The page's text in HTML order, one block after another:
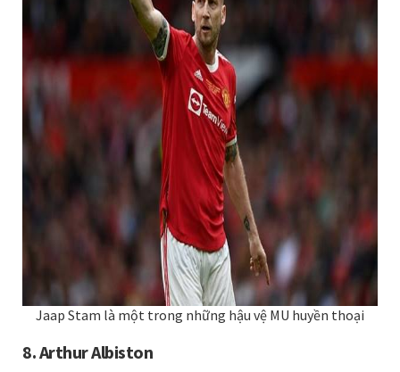
Jaap Stam là một trong những hậu vệ MU huyền thoại
8. Arthur Albiston